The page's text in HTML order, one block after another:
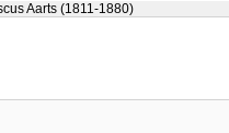
Aarts (1811-1880)